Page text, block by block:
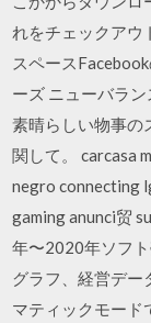
れをチェックアウ
スペース
ーズ ニューバラ
素晴らしい物事の
関して。 carcasa
negro connecting
gaming anunci贸
年〜2020年ソフ
グラフ、経営デー
マティックモード